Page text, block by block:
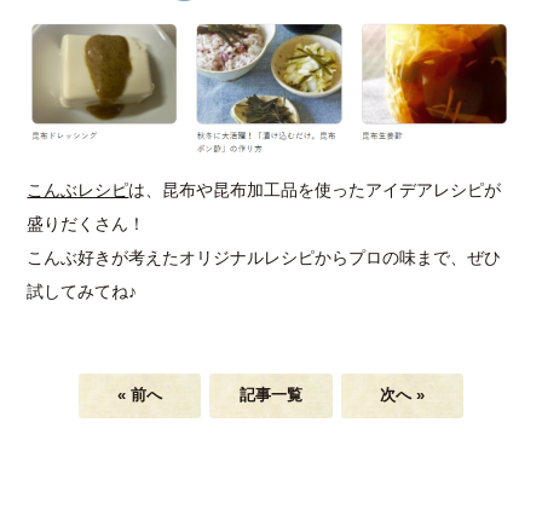
こんぶレシピは、昆布や昆布加工品を使ったアイデアレシピが
盛りだくさん！
こんぶ好きが考えたオリジナルレシピからプロの味まで、ぜひ
試してみてね♪
« 前へ 記事一覧 次へ »